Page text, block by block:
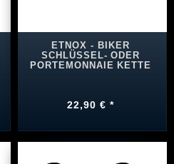
ETNOX - BIKER
SCHLÜSSEL- ODER
PORTEMONNAIE KETTE
22,90 € *